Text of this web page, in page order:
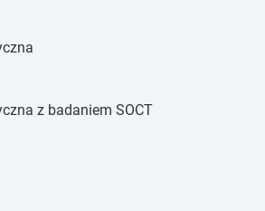
z badaniem SOCT